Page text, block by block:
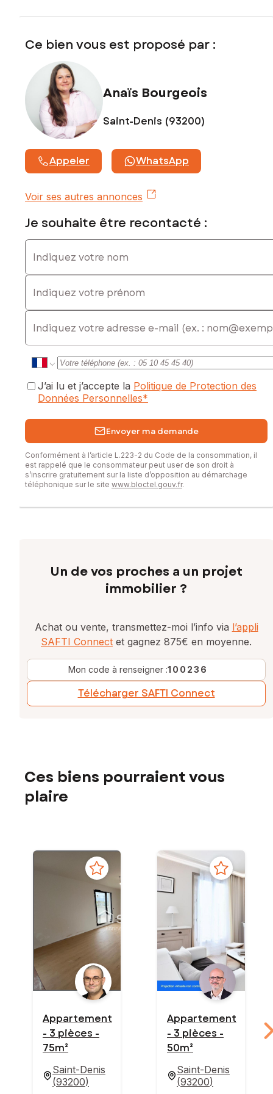
0674667036, E-mail : anais.bourgeois@safti.fr - EI - Agent
numéro 828720292
Ce bien vous est proposé par :
Anaïs Bourgeois
Saint-Denis (93200)
Appeler WhatsApp
Voir ses autres annonces
Je souhaite être recontacté :
Indiquez votre nom
Indiquez votre prénom
E-mail
J’ai lu et j’accepte la Politique de Protection des
Données Personnelles*
Envoyer ma demande
Conformément à l’article L.223-2 du Code de la consommation, il
est rappelé que le consommateur peut user de son droit à
s’inscrire gratuitement sur la liste d’opposition au démarchage
téléphonique sur le site www.bloctel.gouv.fr.
Un de vos proches a un projet
immobilier ?
Achat ou vente, transmettez-moi l’info via l’appli
SAFTI Connect et gagnez 875€ en moyenne.
Mon code à renseigner :100236
Télécharger SAFTI Connect
Ces biens pourraient vous
plaire
Appartement
- 3 pièces -
75m²
Saint-Denis
(93200)
Appartement
- 3 pièces -
50m²
Saint-Denis
(93200)